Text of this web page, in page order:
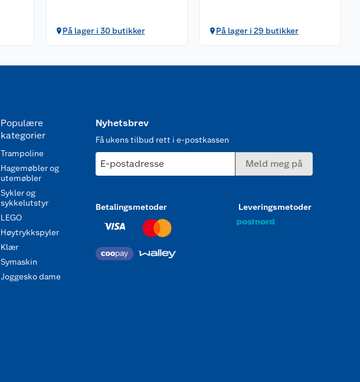
På lager i 30 butikker På lager i 29 butikker
Populære
kategorier
Trampoline
Hagemøbler og
utemøbler
Sykler og
sykkelutstyr
LEGO
Høytrykkspyler
Klær
Symaskin
Joggesko dame
Nyhetsbrev
Få ukens tilbud rett i e-postkassen
E-postadresse Meld meg på
Betalingsmetoder Leveringsmetoder